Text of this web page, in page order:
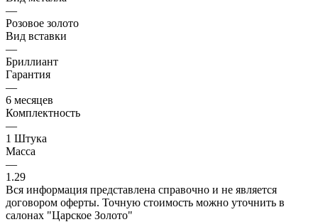
—
Розовое золото
Вид вставки
—
Бриллиант
Гарантия
—
6 месяцев
Комплектность
—
1 Штука
Масса
—
1.29
Вся информация представлена справочно и не является
договором оферты. Точную стоимость можно уточнить в
салонах "Царское Золото"